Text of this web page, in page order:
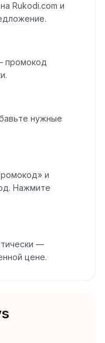
Rukodi.com и
промокод
нужные
и
Нажмите
—
цене.